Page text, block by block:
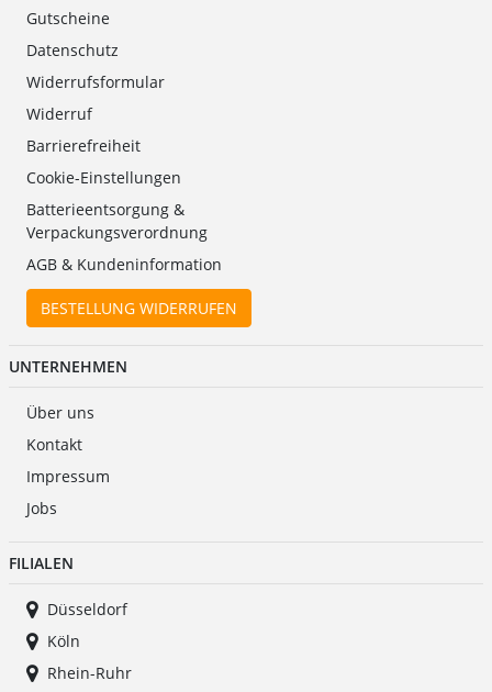
Gutscheine
Datenschutz
Widerrufsformular
Widerruf
Barrierefreiheit
Cookie-Einstellungen
Batterieentsorgung &
Verpackungsverordnung
AGB & Kundeninformation
BESTELLUNG WIDERRUFEN
UNTERNEHMEN
Über uns
Kontakt
Impressum
Jobs
FILIALEN
Düsseldorf
Köln
Rhein-Ruhr